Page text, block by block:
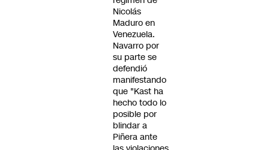
Nicolás
Maduro en
Venezuela.
Navarro por
su parte se
defendió
manifestando
que "Kast ha
hecho todo lo
posible por
blindar a
Piñera ante